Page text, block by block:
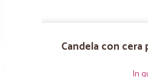
Candela con